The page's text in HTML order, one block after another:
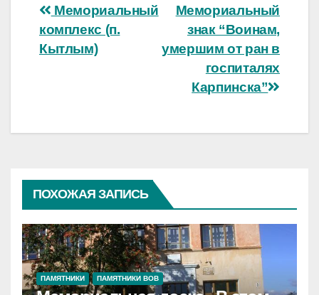
Навигация
по
Мемориальный
знак “Воинам,
умершим от ран в
госпиталях
Карпинска”
Мемориальный
комплекс (п.
Кытлым)
ПОХОЖАЯ ЗАПИСЬ
ПАМЯТНИКИ ПАМЯТНИКИ ВОВ